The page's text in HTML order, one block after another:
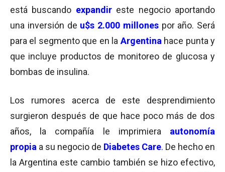
está buscando expandireste negocio aportando
una inversión de u$s 2.000 millonespor año. Será
para el segmento que en la Argentina hace punta y
que incluye productos de monitoreo de glucosa y
bombas de insulina.
Los rumores acerca de este desprendimiento
surgieron después de que hace poco más de dos
años, la compañía le imprimiera autonomía
propia a su negocio de Diabetes Care. De hecho en
la Argentina este cambio también se hizo efectivo,